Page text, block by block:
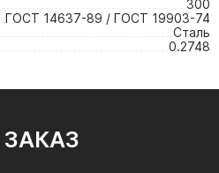
300
ГОСТ 14637-89 / ГОСТ 19903-74
Сталь
0.2748